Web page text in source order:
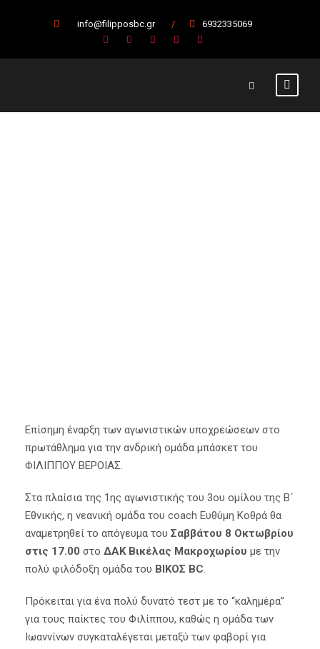
info@filipposbc.gr / 6932335069
Επίσημη έναρξη των αγωνιστικών υποχρεώσεων στο
πρωτάθλημα για την ανδρική ομάδα μπάσκετ του
ΦΙΛΙΠΠΟΥ ΒΕΡΟΙΑΣ.
Στα πλαίσια της 1ης αγωνιστικής του 3ου ομίλου της Β´
Εθνικής, η νεανική ομάδα του coach Ευθύμη Κοθρά θα
αναμετρηθεί το απόγευμα του Σαββάτου 8 Οκτωβρίου
στις 17.00 στο ΔΑΚ Βικέλας Μακροχωρίου με την
πολύ φιλόδοξη ομάδα του ΒΙΚΟΣ BC.
Πρόκειται για ένα πολύ δυνατό τεστ με το “καλημέρα”
για τους παίκτες του Φιλίππου, καθώς η ομάδα των
Ιωαννίνων συγκαταλέγεται μεταξύ των φαβορί για